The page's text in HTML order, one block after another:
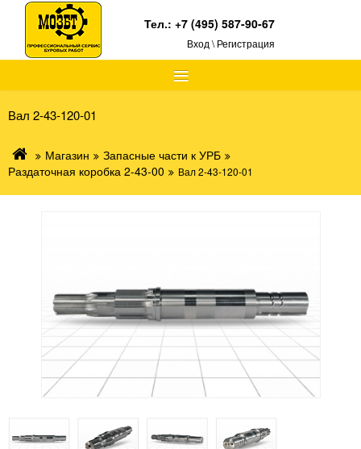
≡
Тел.:+7 (495) 587-90-67
Вход \ Регистрация
Вал 2-43-120-01
Магазин
Запасные части к УРБ
Раздаточная коробка 2-43-00
Вал 2-43-120-01